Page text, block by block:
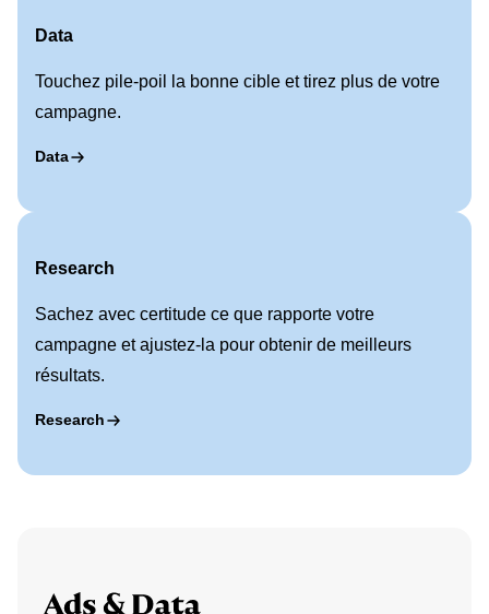
Data
Touchez pile-poil la bonne cible et tirez plus de votre
campagne.
Data
Research
Sachez avec certitude ce que rapporte votre
campagne et ajustez-la pour obtenir de meilleurs
résultats.
Research